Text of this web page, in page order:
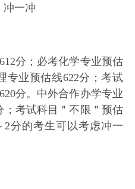
冲一冲
分；必考化学专业预估
专业预估线622分；考试
分。中外合作办学专业
；考试科目＂不限＂预估
2分的考生可以考虑冲一